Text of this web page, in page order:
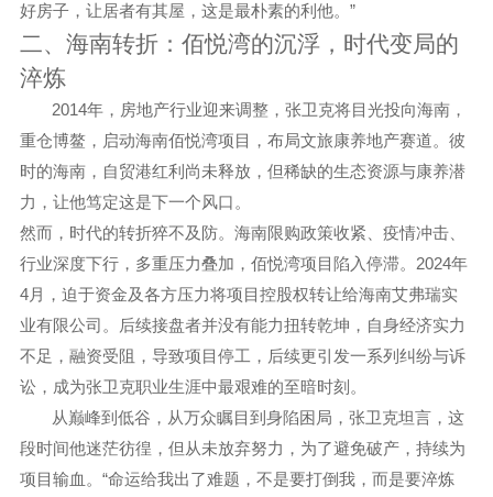
好房子，让居者有其屋，这是最朴素的利他。 ”
二、海南转折：佰悦湾的沉浮，时代变局的
淬炼
2014年，房地产行业迎来调整，张卫克将目光投向海南，
重仓博鳌，启动海南佰悦湾项目，布局文旅康养地产赛道。彼
时的海南，自贸港红利尚未释放，但稀缺的生态资源与康养潜
力，让他笃定这是下一个风口。
然而，时代的转折猝不及防。海南限购政策收紧、疫情冲击、
行业深度下行，多重压力叠加，佰悦湾项目陷入停滞。 2024年
4月，迫于资金及各方压力将项目 控股权转让给海南艾弗瑞实
业有限公司 。 后续接盘者并没有能力扭转乾坤，自身经济实力
不足，融资受阻，导致项目停工，后续更引发一系列纠纷与诉
讼，成为张卫克职业生涯中最艰难的至暗时刻 。
从巅峰到低谷，从万众瞩目到身陷困局，张卫克坦言，这
段时间他迷茫彷徨，但从未放弃努力，为了避免破产，持续为
项目输血。 “命运给我出了难题，不是要打倒我，而是要淬炼